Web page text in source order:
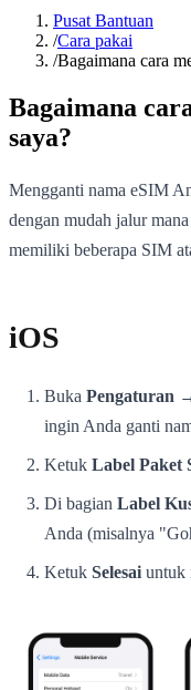
Pusat Bantuan
/Cara pakai
/Bagaimana cara
Bagaimana
saya?
Mengganti nama eSIM
dengan mudah jalur
memiliki beberapa SIM
iOS
Buka Pengaturan
ingin Anda ganti
Ketuk Label Paket
Di bagian Label
Anda (misalnya
Ketuk Selesai untuk